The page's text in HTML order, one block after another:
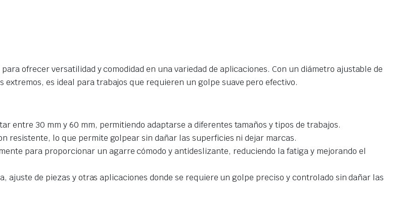
ofrecer versatilidad y comodidad en una variedad de aplicaciones. Con un diámetro ajustable de
extremos, es ideal para trabajos que requieren un golpe suave pero efectivo.
entre 30 mm y 60 mm, permitiendo adaptarse a diferentes tamaños y tipos de trabajos.
resistente, lo que permite golpear sin dañar las superficies ni dejar marcas.
para proporcionar un agarre cómodo y antideslizante, reduciendo la fatiga y mejorando el
ajuste de piezas y otras aplicaciones donde se requiere un golpe preciso y controlado sin dañar las